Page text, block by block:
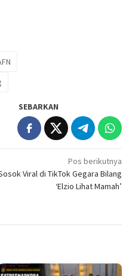
SEBARKAN
Pos berikutnya
Viral di TikTok Gegara Bilang
‘Elzio Lihat Mamah’